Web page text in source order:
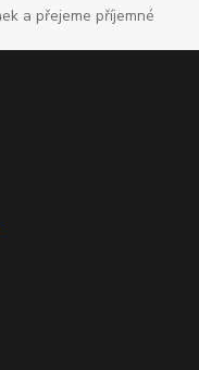
a přejeme příjemné